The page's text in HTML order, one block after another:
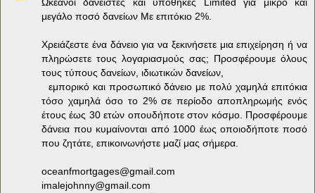
Ωκεανοί δανειστές και υποθήκες Limited για μικρό και
μεγάλο ποσό δανείων Με επιτόκιο 2%.
Χρειάζεστε ένα δάνειο για να ξεκινήσετε μια επιχείρηση ή να
πληρώσετε τους λογαριασμούς σας; Προσφέρουμε όλους
τους τύπους δανείων, ιδιωτικών δανείων,
εμπορικό και προσωπικό δάνειο με πολύ χαμηλά επιτόκια
τόσο χαμηλά όσο το 2% σε περίοδο αποπληρωμής ενός
έτους έως 30 ετών οπουδήποτε στον κόσμο. Προσφέρουμε
δάνεια που κυμαίνονται από 1000 έως οποιοδήποτε ποσό
που ζητάτε, επικοινωνήστε μαζί μας σήμερα.
oceanfmortgages@gmail.com
imalejohnny@gmail.com